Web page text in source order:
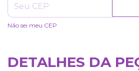
Não sei meu CEP
DETALHES DA